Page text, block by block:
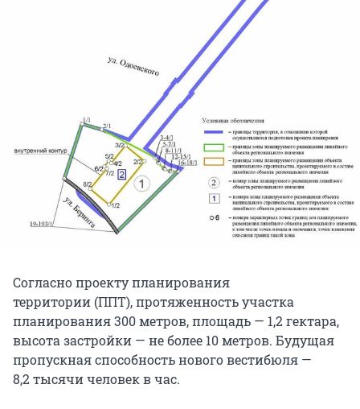
Согласно проекту планирования
территории (ППТ), протяженность участка
планирования300 метров, площадь — 1,2 гектара,
высота застройки — не более 10 метров. Будущая
пропускная способность нового вестибюля —
8,2 тысячичеловек в час.